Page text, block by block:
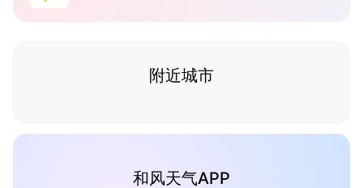
附近城市
和风天气APP